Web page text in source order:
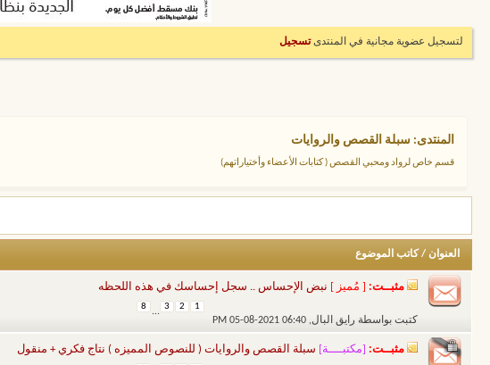
لتسجيل عضوية مجانية في المنتدىتسجيل
المنتدى: سبلة القصص والروايات
قسم خاص لرواد ومحبي القصص ( كتابات الأعضاء وأختياراتهم)
العنوان / كاتب الموضوع
مثبــت: [ مُميز ] نبض الإحساس .. سجل إحساسك في هذه اللحظه
كتبت بواسطة رايق البال‏, 05-08-2021 06:40 PM
1
2
3
...
8
مثبــت: [مكتبــــة] سبلة القصص والروايات ( للنصوص المميزه ) نتاج فكري + منقول